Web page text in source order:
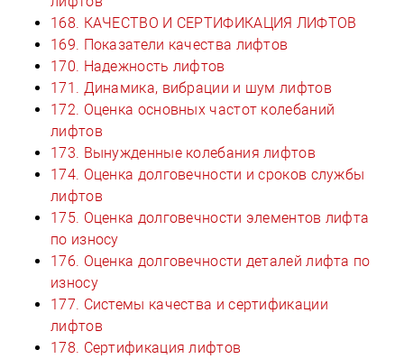
168. КАЧЕСТВО И СЕРТИФИКАЦИЯ ЛИФТОВ
169. Показатели качества лифтов
170. Надежность лифтов
171. Динамика, вибрации и шум лифтов
172. Оценка основных частот колебаний
лифтов
173. Вынужденные колебания лифтов
174. Оценка долговечности и сроков службы
лифтов
175. Оценка долговечности элементов лифта
по износу
176. Оценка долговечности деталей лифта по
износу
177. Системы качества и сертификации
лифтов
178. Сертификация лифтов